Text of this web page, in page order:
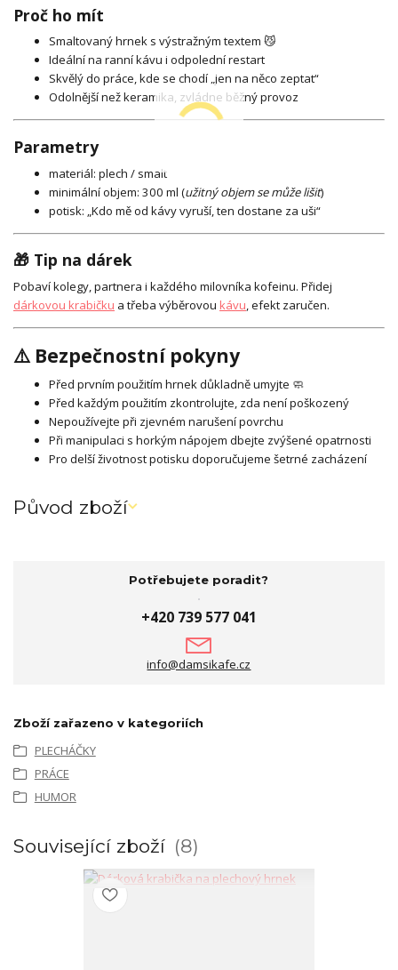
Proč ho mít
Smaltovaný hrnek s výstražným textem 😼
Ideální na ranní kávu i odpolední restart
Skvělý do práce, kde se chodí „jen na něco zeptat“
Odolnější než keramika, zvládne běžný provoz
Parametry
materiál: plech / smalt
minimální objem: 300 ml (užitný objem se může lišit)
potisk: „Kdo mě od kávy vyruší, ten dostane za uši“
🎁 Tip na dárek
Pobaví kolegy, partnera i každého milovníka kofeinu. Přidej
dárkovou krabičku a třeba výběrovou kávu, efekt zaručen.
⚠️ Bezpečnostní pokyny
Před prvním použitím hrnek důkladně umyjte 🧼
Před každým použitím zkontrolujte, zda není poškozený
Nepoužívejte při zjevném narušení povrchu
Při manipulaci s horkým nápojem dbejte zvýšené opatrnosti
Pro delší životnost potisku doporučujeme šetrné zacházení
Původ zboží
Potřebujete poradit?
+420 739 577 041
info@damsikafe.cz
Zboží zařazeno v kategoriích
PLECHÁČKY
PRÁCE
HUMOR
Související zboží 8